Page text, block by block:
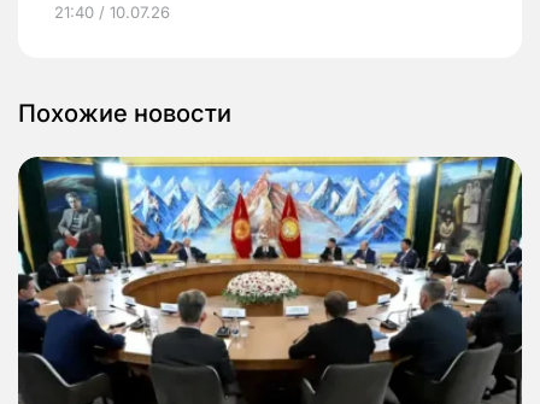
21:40 / 10.07.26
Похожие новости